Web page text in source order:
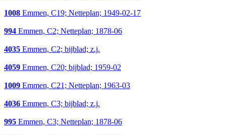
1008 Emmen, C19; Netteplan; 1949-02-17
994 Emmen, C2; Netteplan; 1878-06
4035 Emmen, C2; bijblad; z.j.
4059 Emmen, C20; bijblad; 1959-02
1009 Emmen, C21; Netteplan; 1963-03
4036 Emmen, C3; bijblad; z.j.
995 Emmen, C3; Netteplan; 1878-06